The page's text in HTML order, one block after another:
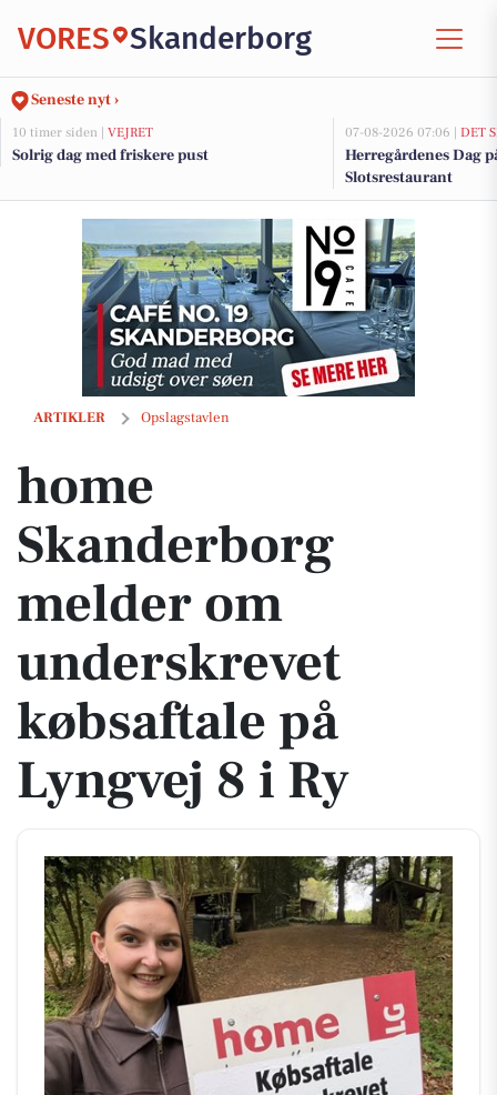
VORES Skanderborg
Seneste nyt ›
10 timer siden | VEJRET
Solrig dag med friskere pust
07-08-2026 07:06 | DET
Herregårdenes Dag
Slotsrestaurant
ARTIKLER Opslagstavlen
home Skanderborg melder om underskrevet købsaftale på Lyngvej 8 i
home
Skanderborg
melder om
underskrevet
købsaftale på
Lyngvej 8 i Ry